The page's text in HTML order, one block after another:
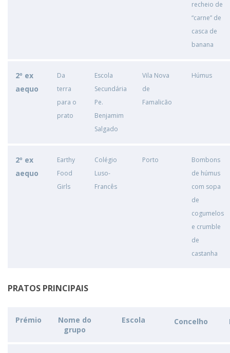
recheio de
“carne” de
casca de
banana
2º ex
aequo
Da
terra
para o
prato
Escola
Secundária
Pe.
Benjamim
Salgado
Vila Nova
de
Famalicão
Húmus
2º ex
aequo
Earthy
Food
Girls
Colégio
Luso-
Francês
Porto
Bombons
de húmus
com sopa
de
cogumelos
e crumble
de
castanha
PRATOS PRINCIPAIS
Prémio
Nome do
grupo
Escola Concelho